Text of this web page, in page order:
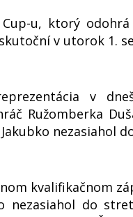
u, ktorý
v utorok 1.
v
Ružomberka
nezasiahol
kvalifikačnom
nezasiahol do